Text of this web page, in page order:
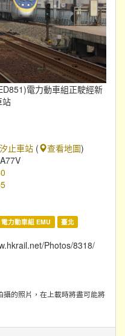
電力動車組正駛經新
站
止車站 ( 查看地圖)
電力動車組 EMU
臺北
Photos/8318/
的照片，在上載時將盡可能將